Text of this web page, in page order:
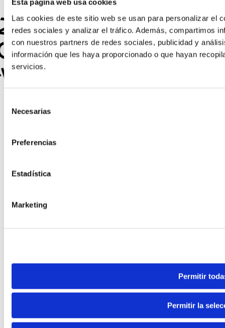
Esta página web usa cookies
Las cookies de este sitio web se usan para personalizar el
redes sociales y analizar el tráfico. Además, compartimos
con nuestros partners de redes sociales, publicidad y
información que les haya proporcionado o que hayan
servicios.
Necesarias
Preferencias
Estadística
Marketing
Permitir
Permitir la